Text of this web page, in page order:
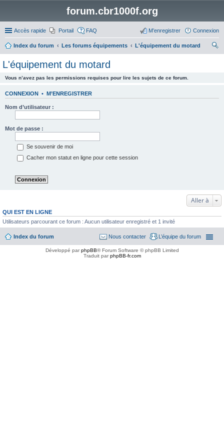
forum.cbr1000f.org
Accès rapide Portail FAQ Connexion
M’enregistrer
Index du forum Les forums équipements
L'équipement du motard
L'équipement du motard
Vous n’avez pas les permissions requises pour lire les sujets de ce forum.
CONNEXION • M’ENREGISTRER
Nom d’utilisateur :
Mot de passe :
Se souvenir de moi
Cacher mon statut en ligne pour cette session
Aller à
QUI EST EN LIGNE
Utilisateurs parcourant ce forum : Aucun utilisateur enregistré et 1 invité
Index du forum L’équipe du forum
Nous contacter
Développé parphpBB® Forum Software © phpBB Limited
Traduit parphpBB-fr.com